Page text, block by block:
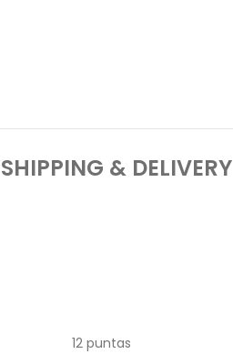
SHIPPING & DELIVERY
12 puntas